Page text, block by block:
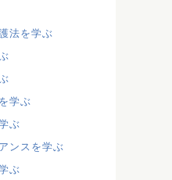
法を学ぶ
学ぶ
ぶ
ンスを学ぶ
ぶ